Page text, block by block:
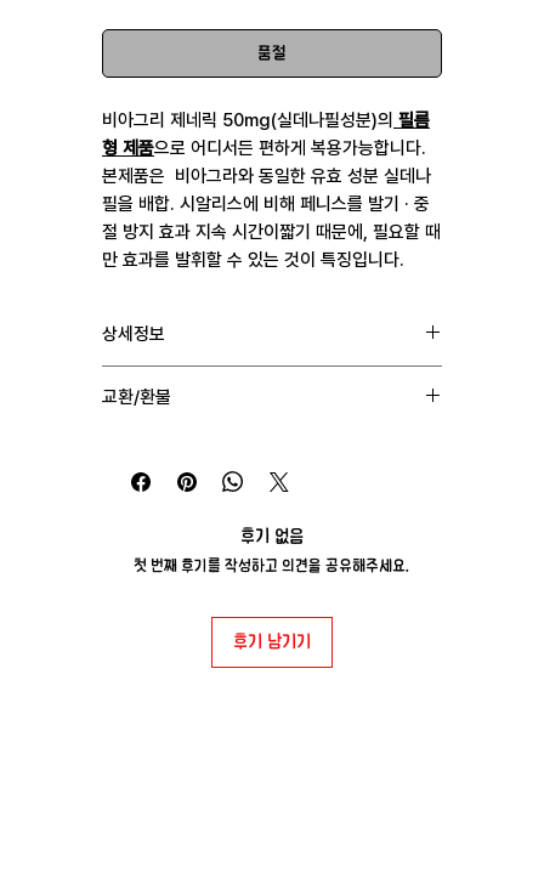
품절
비아그리 제네릭 50mg(실데나필성분)의 필름
형 제품으로 어디서든 편하게 복용가능합니다.
본제품은 비아그라와 동일한 유효 성분 실데나
필을 배합. 시알리스에 비해 페니스를 발기 · 중
절 방지 효과 지속 시간이짧기 때문에, 필요할 때
만 효과를 발휘할 수 있는 것이 특징입니다.
상세정보
제조 : Universal
교환/환불
2. 제품 자체의 이상 혹은 수량 문제시 교환 및 재발송
3. 천재지변으로 인한 배송지연이나 단순변심에 의한
교환 및 환불은 어려우니 양해 부탁드립니다.
후기 없음
첫 번째 후기를 작성하고 의견을 공유해주세요.
후기 남기기